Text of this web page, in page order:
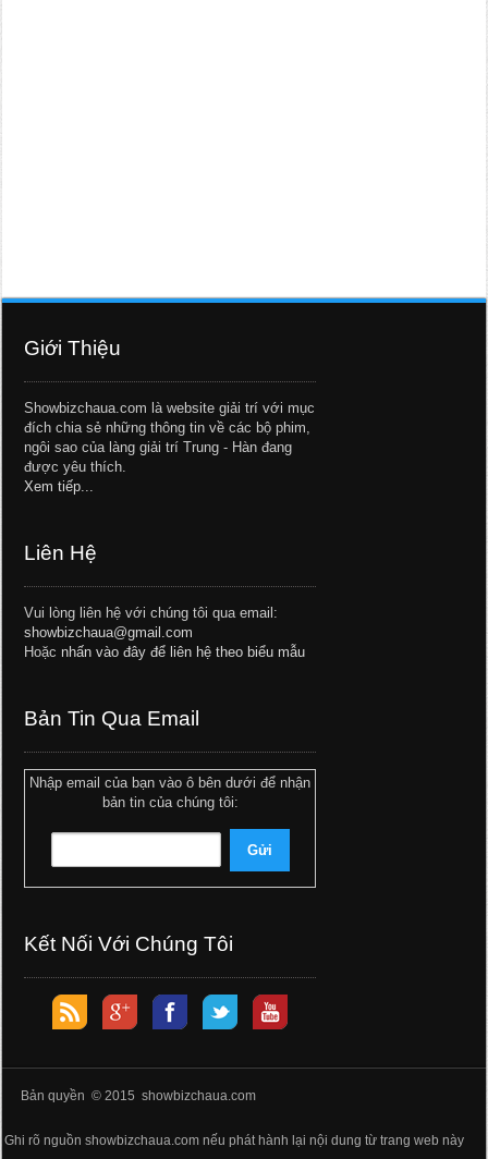
Giới Thiệu
Showbizchaua.com là website giải trí với mục
đích chia sẻ những thông tin về các bộ phim,
ngôi sao của làng giải trí Trung - Hàn đang
được yêu thích.
Xem tiếp...
Liên Hệ
Vui lòng liên hệ với chúng tôi qua email:
showbizchaua@gmail.com
Hoặc nhấn vào đây để liên hệ theo biểu mẫu
Bản Tin Qua Email
Nhập email của bạn vào ô bên dưới để nhận
bản tin của chúng tôi:
Kết Nối Với Chúng Tôi
Bản quyền © 2015 showbizchaua.com
Ghi rõ nguồn showbizchaua.com nếu phát hành lại nội dung từ trang web này